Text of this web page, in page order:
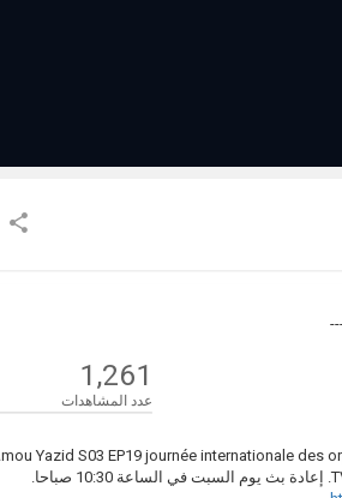
1,261
عدد المشاهدات